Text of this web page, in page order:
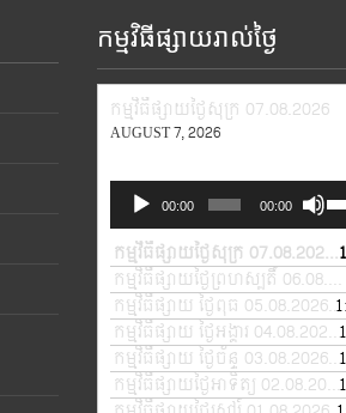
កម្មវិធីផ្សាយរាល់ថ្ងៃ
កម្មវិធីផ្សាយថ្ងៃសុក្រ 07.08.2026
AUGUST 7, 2026
Audio
Player
00:00 00:00
to
or
កម្មវិធីផ្សាយថ្ងៃសុក្រ 07.08.2026
កម្មវិធីផ្សាយថ្ងៃព្រហស្បតិ៍ 06.08.2026
កម្មវិធីផ្សាយ ថ្ងៃពុធ 05.08.2026
កម្មវិធីផ្សាយ ថ្ងៃអង្គារ 04.08.2026
កម្មវិធីផ្សាយ ថ្ងៃច័ន្ទ 03.08.2026
—
កម្មវិធីផ្សាយថ្ងៃអាទិត្យ 02.08.2026